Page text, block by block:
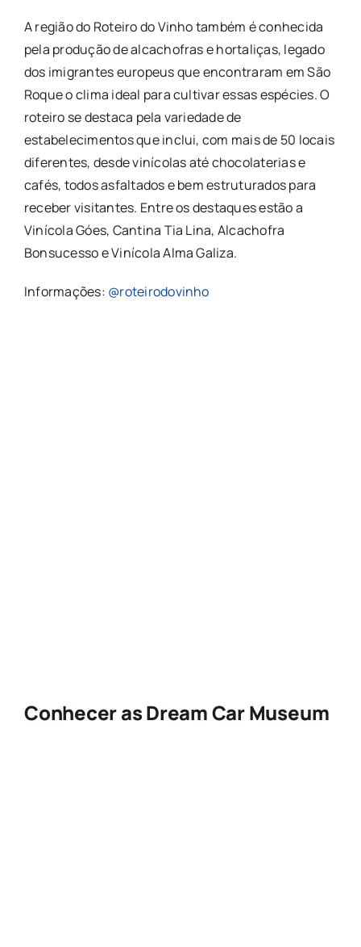
A região do Roteiro do Vinho também é conhecida
pela produção de alcachofras e hortaliças, legado
dos imigrantes europeus que encontraram em São
Roque o clima ideal para cultivar essas espécies. O
roteiro se destaca pela variedade de
estabelecimentos que inclui, com mais de 50 locais
diferentes, desde vinícolas até chocolaterias e
cafés, todos asfaltados e bem estruturados para
receber visitantes. Entre os destaques estão a
Vinícola Góes, Cantina Tia Lina, Alcachofra
Bonsucesso e Vinícola Alma Galiza.
Informações: @roteirodovinho
Conhecer as Dream Car Museum